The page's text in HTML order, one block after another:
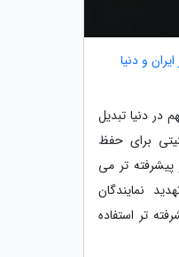
و دنیا
در دنیا تبدیل
برای حفظ
پیشرفته تر می
نمایندگان
تر استفاده